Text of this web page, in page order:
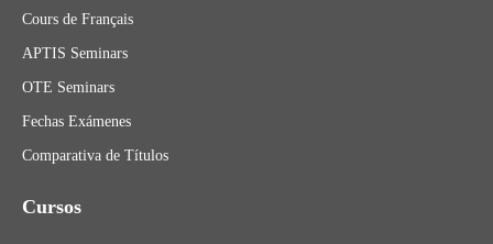
Cours de Français
APTIS Seminars
OTE Seminars
Fechas Exámenes
Comparativa de Títulos
Cursos